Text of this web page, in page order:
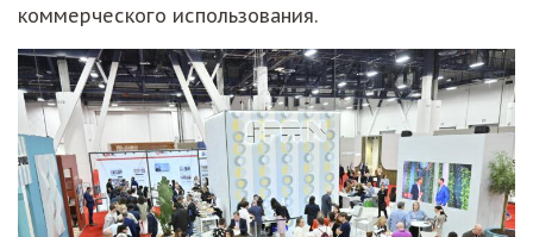
коммерческого использования.